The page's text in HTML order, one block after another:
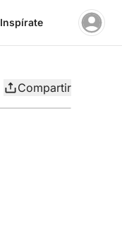
Inspírate
Compartir